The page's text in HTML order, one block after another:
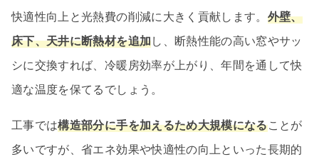
快適性向上と光熱費の削減に大きく貢献します。 外壁、
床下、天井に断熱材を追加し、断熱性能の高い窓やサッ
シに交換すれば、冷暖房効率が上がり、年間を通して快
適な温度を保てるでしょう。
工事では構造部分に手を加えるため大規模になることが
多いですが、省エネ効果や快適性の向上といった長期的